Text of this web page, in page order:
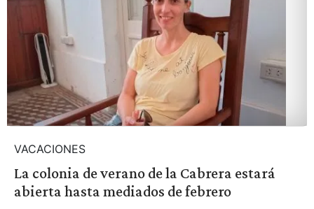
VACACIONES
La colonia de verano de la Cabrera estará
abierta hasta mediados de febrero